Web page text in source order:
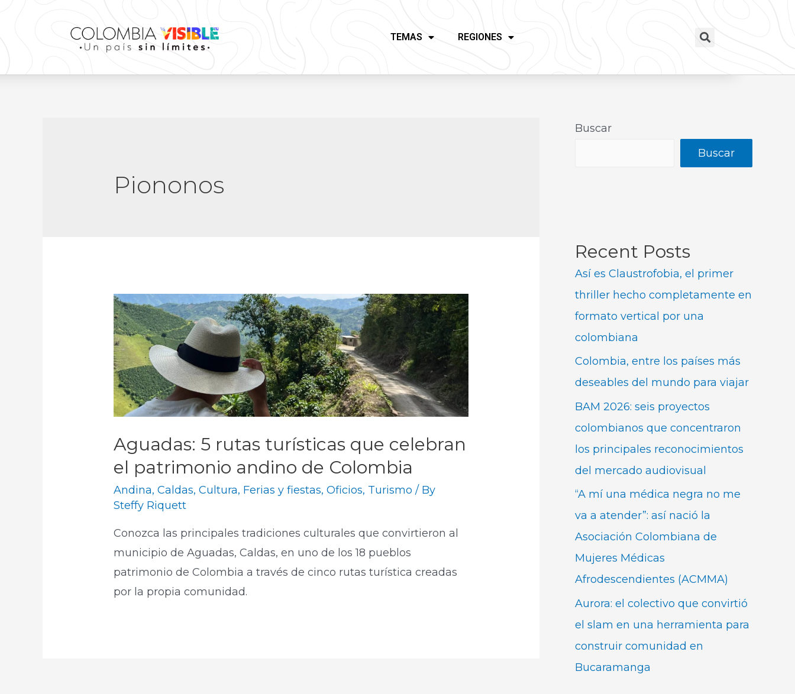
TEMAS REGIONES
Piononos
Aguadas: 5 rutas turísticas que celebran
el patrimonio andino de Colombia
Andina,Caldas,Cultura, Ferias y fiestas,Oficios, Turismo / By
Steffy Riquett
Conozca las principales tradiciones culturales que convirtieron al
municipio de Aguadas, Caldas, en uno de los 18 pueblos
patrimonio de Colombia a través de cinco rutas turística creadas
por la propia comunidad.​
Buscar
Buscar
Recent Posts
Así es Claustrofobia, el primer
thriller hecho completamente en
formato vertical por una
colombiana
Colombia, entre los países más
deseables del mundo para viajar
BAM 2026: seis proyectos
colombianos que concentraron
los principales reconocimientos
del mercado audiovisual
“A mí una médica negra no me
va a atender”: así nació la
Asociación Colombiana de
Mujeres Médicas
Afrodescendientes (ACMMA)
Aurora: el colectivo que convirtió
el slam en una herramienta para
construir comunidad en
Bucaramanga